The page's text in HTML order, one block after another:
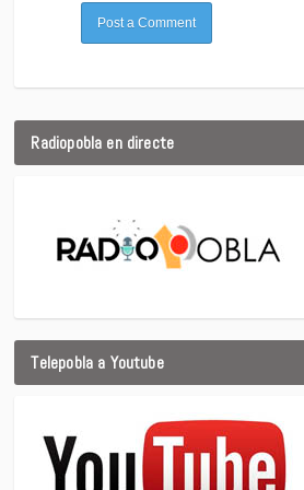
Radiopobla en directe
Telepobla a Youtube